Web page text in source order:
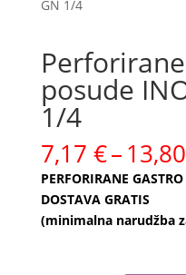
GN 1/4
posude
1/4
7,17 €–13,80
PERFORIRANE
DOSTAVA GRATIS
(minimalna narudžba